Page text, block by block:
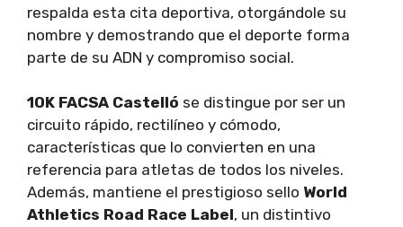
respalda esta cita deportiva, otorgándole su
nombre y demostrando que el deporte forma
parte de su ADN y compromiso social.
10K FACSA Castelló se distingue por ser un
circuito rápido, rectilíneo y cómodo,
características que lo convierten en una
referencia para atletas de todos los niveles.
Además, mantiene el prestigioso sello World
Athletics Road Race Label, un distintivo